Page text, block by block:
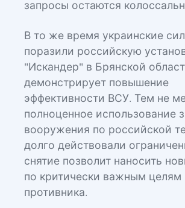
запросы остаются
В то же время украинские
поразили российскую
"Искандер" в Брянской
демонстрирует повышение
эффективности ВСУ. Тем не
полноценное использование
вооружения по российской
долго действовали
снятие позволит наносить
по критически важным целям
противника.